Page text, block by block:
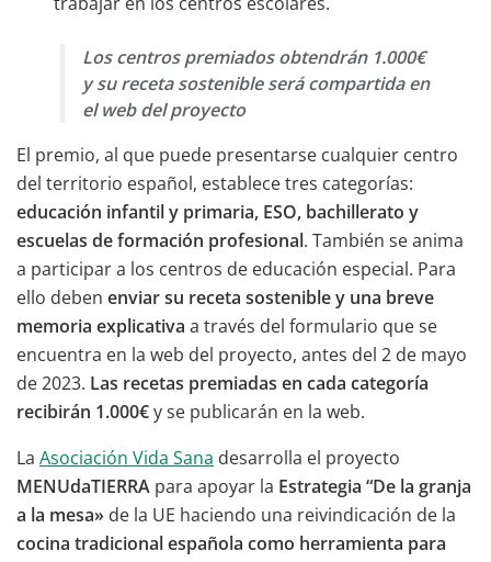
Los centros premiados obtendrán 1.000€
y su receta sostenible será compartida en
el web del proyecto
El premio, al que puede presentarse cualquier centro
del territorio español, establece tres categorías:
educación infantil y primaria, ESO, bachillerato y
escuelas de formación profesional. También se anima
a participar a los centros de educación especial. Para
ello deben enviar su receta sostenible y una breve
memoria explicativa a través del formulario que se
encuentra en la web del proyecto, antes del 2 de mayo
de 2023. Las recetas premiadas en cada categoría
recibirán 1.000€y se publicarán en la web.
La Asociación Vida Sana desarrolla el proyecto
MENUdaTIERRA para apoyar la Estrategia “De la granja
a la mesa» de la UE haciendo una reivindicación de la
cocina tradicional española como herramienta para